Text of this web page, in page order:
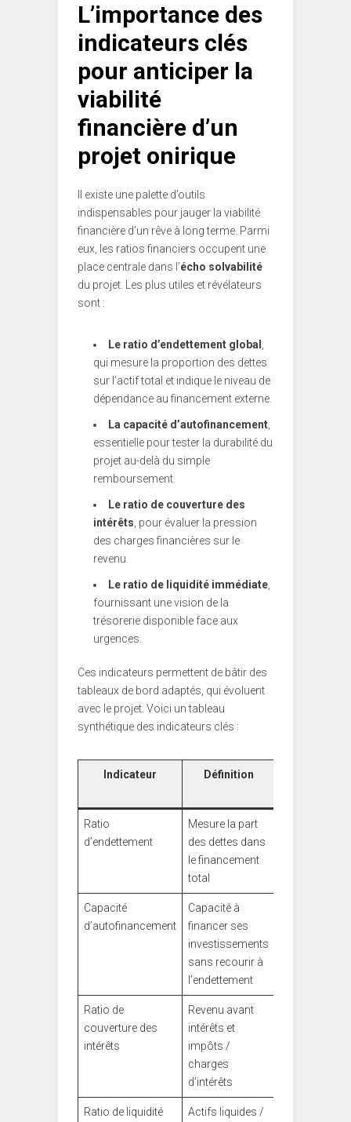
L’importance des
indicateurs clés
pour anticiper la
viabilité
financière d’un
projet onirique
Il existe une palette d’outils
indispensables pour jauger la viabilité
financière d’un rêve à long terme. Parmi
eux, les ratios financiers occupent une
place centrale dans l’écho solvabilité
du projet. Les plus utiles et révélateurs
sont :
Le ratio d’endettement global ,
qui mesure la proportion des dettes
sur l’actif total et indique le niveau de
dépendance au financement externe.
La capacité d’autofinancement,
essentielle pour tester la durabilité du
projet au-delà du simple
remboursement.
Le ratio de couverture des
intérêts, pour évaluer la pression
des charges financières sur le
revenu.
Le ratio de liquidité immédiate,
fournissant une vision de la
trésorerie disponible face aux
urgences.
Ces indicateurs permettent de bâtir des
tableaux de bord adaptés, qui évoluent
avec le projet. Voici un tableau
synthétique des indicateurs clés :
Indicateur Définition
Ratio
d’endettement
Mesure la part
des dettes dans
le financement
total
Capacité
d’autofinancement
Capacité à
financer ses
investissements
sans recourir à
l’endettement
Ratio de
couverture des
intérêts
Revenu avant
intérêts et
impôts /
charges
d’intérêts
Ratio de liquidité Actifs liquides /